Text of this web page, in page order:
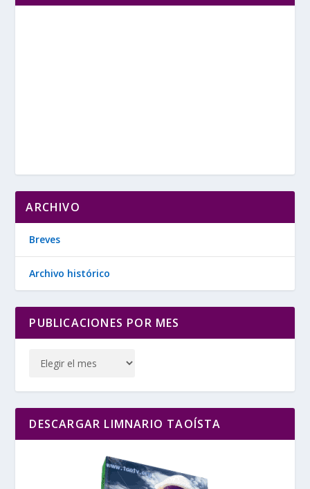
ARCHIVO
Breves
Archivo histórico
PUBLICACIONES POR MES
DESCARGAR LIMNARIO TAOÍSTA